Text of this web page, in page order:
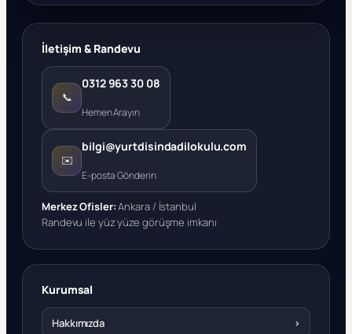
İletişim & Randevu
📞
0312 963 30 08
Hemen Arayın
✉️
bilgi@yurtdisindadilokulu.com
E-posta Gönderin
Merkez Ofisler:Ankara / İstanbul
Randevu ile yüz yüze görüşme imkanı
Kurumsal
Hakkımızda ›